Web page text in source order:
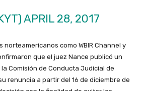
APRIL 28, 2017
norteamericanos como WBIR Channel y
que el juez Nance publicó un
Comisión de Conducta Judicial de
renuncia a partir del 16 de diciembre de